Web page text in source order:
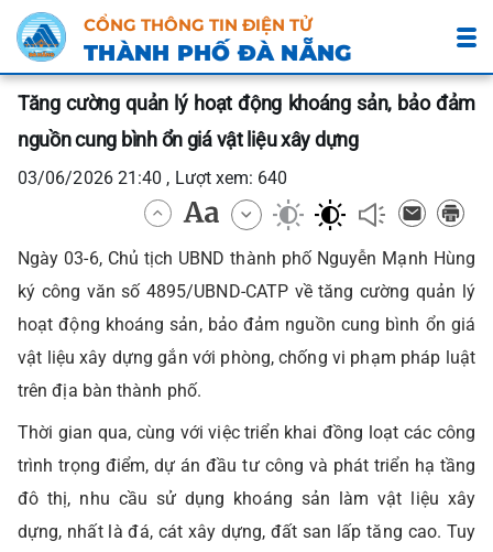
CỔNG THÔNG TIN ĐIỆN TỬ
THÀNH PHỐ ĐÀ NẴNG
Tăng cường quản lý hoạt động khoáng sản, bảo đảm
nguồn cung bình ổn giá vật liệu xây dựng
03/06/2026 21:40 , Lượt xem: 640
Ngày 03-6, Chủ tịch UBND thành phố Nguyễn Mạnh Hùng
ký công văn số 4895/UBND-CATP về tăng cường quản lý
hoạt động khoáng sản, bảo đảm nguồn cung bình ổn giá
vật liệu xây dựng gắn với phòng, chống vi phạm pháp luật
trên địa bàn thành phố.
Thời gian qua, cùng với việc triển khai đồng loạt các công
trình trọng điểm, dự án đầu tư công và phát triển hạ tầng
đô thị, nhu cầu sử dụng khoáng sản làm vật liệu xây
dựng, nhất là đá, cát xây dựng, đất san lấp tăng cao. Tuy